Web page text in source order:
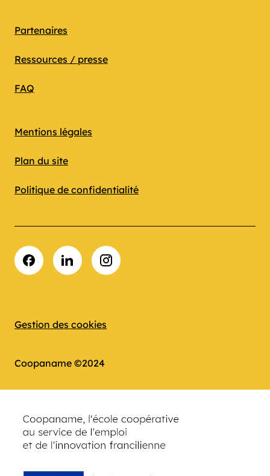
Partenaires
Ressources / presse
FAQ
Mentions légales
Plan du site
Politique de confidentialité
Gestion des cookies
Coopaname ©2024